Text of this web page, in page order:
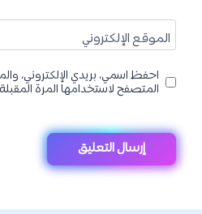
الموقع الإلكتروني
احفظ اسمي، بريدي الإلكتروني،
المتصفح لاستخدامها المرة